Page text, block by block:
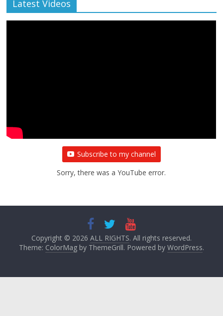
Latest Videos
Subscribe to my channel
Sorry, there was a YouTube error.
Copyright © 2026 ALL RIGHTS. All rights reserved.
Theme: ColorMagby ThemeGrill. Powered by WordPress.